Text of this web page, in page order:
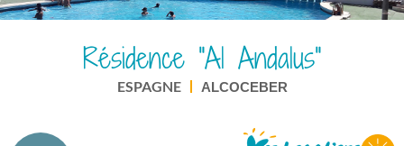
Résidence "Al Andalus"
ESPAGNE ALCOCEBER